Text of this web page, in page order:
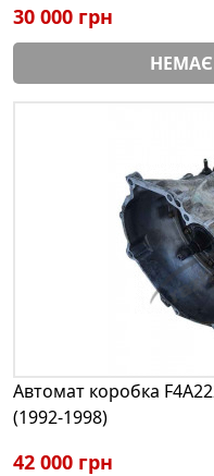
30 000 грн
Автомат коробка
(1992-1998)
42 000 грн